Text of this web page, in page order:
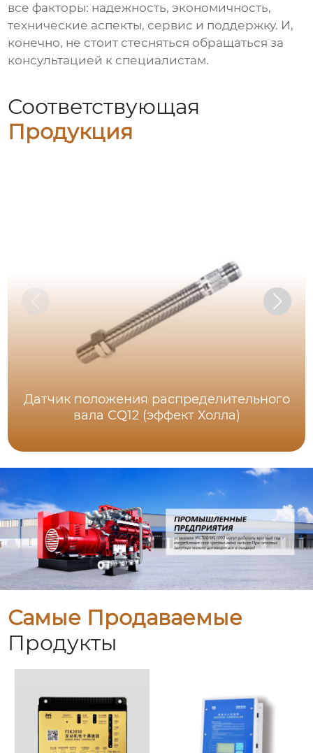
все факторы: надежность, экономичность,
технические аспекты, сервис и поддержку. И,
конечно, не стоит стесняться обращаться за
консультацией к специалистам.
Соответствующая
Продукция
Датчик положения распределительного
вала CQ12 (эффект Холла)
Самые Продаваемые
Продукты